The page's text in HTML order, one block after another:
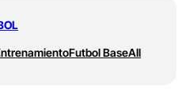
Futbol BaseAll